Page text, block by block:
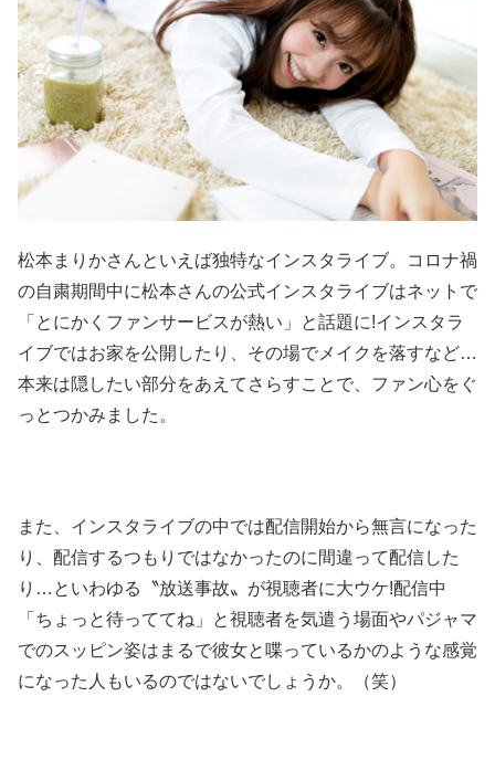
松本まりかさんといえば独特なインスタライブ。コロナ禍
の自粛期間中に松本さんの公式インスタライブはネットで
「とにかくファンサービスが熱い」と話題に!インスタラ
イブではお家を公開したり、その場でメイクを落すなど…
本来は隠したい部分をあえてさらすことで、ファン心をぐ
っとつかみました。
また、インスタライブの中では配信開始から無言になった
り、配信するつもりではなかったのに間違って配信した
り…といわゆる〝放送事故〟が視聴者に大ウケ!配信中
「ちょっと待っててね」と視聴者を気遣う場面やパジャマ
でのスッピン姿はまるで彼女と喋っているかのような感覚
になった人もいるのではないでしょうか。（笑）